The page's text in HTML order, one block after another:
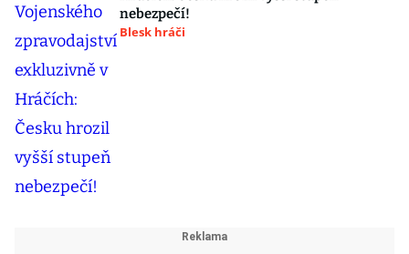
nebezpečí!
Blesk hráči